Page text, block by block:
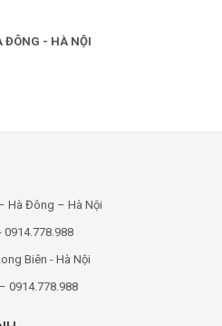
ĐÔNG - HÀ NỘI
Hà Đông – Hà Nội
0914.778.988
Biên - Hà Nội
0914.778.988